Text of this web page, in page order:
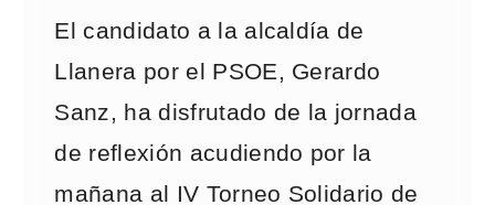
El candidato a la alcaldía de
Llanera por el PSOE, Gerardo
Sanz, ha disfrutado de la jornada
de reflexión acudiendo por la
mañana al IV Torneo Solidario de